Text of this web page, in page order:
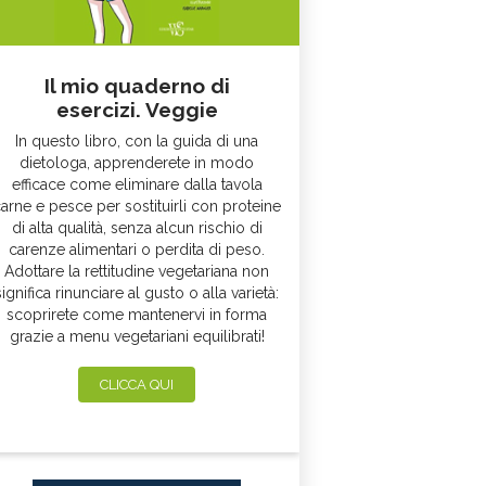
Il mio quaderno di
esercizi. Veggie
In questo libro, con la guida di una
dietologa, apprenderete in modo
efficace come eliminare dalla tavola
e pesce per sostituirli con proteine
di alta qualità, senza alcun rischio di
carenze alimentari o perdita di peso.
Adottare la rettitudine vegetariana non
rinunciare al gusto o alla varietà:
scoprirete come mantenervi in forma
grazie a menu vegetariani equilibrati!
CLICCA QUI